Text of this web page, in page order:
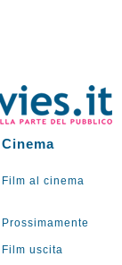
Cinema
Film al cinema
Prossimamente
Film uscita